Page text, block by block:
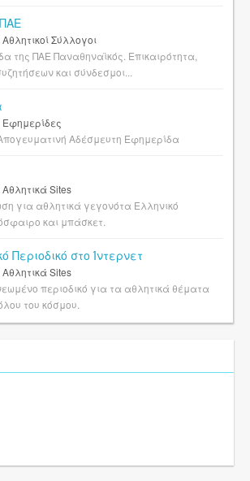
Αθλητικοί Σύλλογοι
της ΠΑΕ Παναθηναϊκός. Επικαιρότητα,
και σύνδεσμοι...
Εφημερίδες
Αδέσμευτη Εφημερίδα
Αθλητικά Sites
για αθλητικά γεγονότα Ελληνικό
και μπάσκετ.
Περιοδικό στο Ίντερνετ
Αθλητικά Sites
περιοδικό για τα αθλητικά θέματα
του κόσμου.